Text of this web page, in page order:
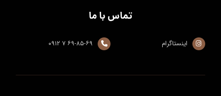
تماس با ما
۶۹-۸۵-۶۹ ۷ ۰۹۱۲ اینستاگرام